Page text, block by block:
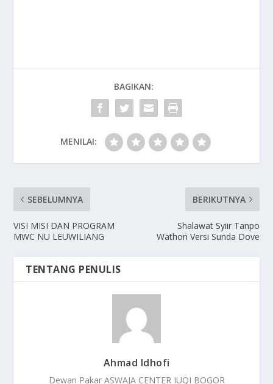
BAGIKAN:
MENILAI:
SEBELUMNYA
VISI MISI DAN PROGRAM
MWC NU LEUWILIANG
BERIKUTNYA
Shalawat Syiir Tanpo
Wathon Versi Sunda Dove
TENTANG PENULIS
Ahmad Idhofi
Dewan Pakar ASWAJA CENTER IUQI BOGOR